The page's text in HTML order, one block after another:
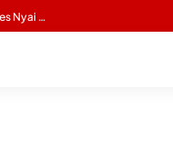
Wagub Sani: Bentengi Generasi Jambi dari IRET, TCC, dan Perundungan Dimulai dari Sekolah